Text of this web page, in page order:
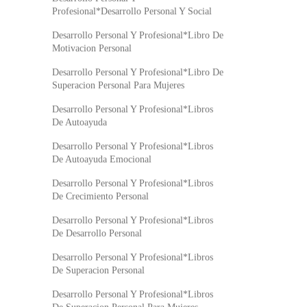
Profesional*Desarrollo Personal Y Social
Desarrollo Personal Y Profesional*Libro De
Motivacion Personal
Desarrollo Personal Y Profesional*Libro De
Superacion Personal Para Mujeres
Desarrollo Personal Y Profesional*Libros
De Autoayuda
Desarrollo Personal Y Profesional*Libros
De Autoayuda Emocional
Desarrollo Personal Y Profesional*Libros
De Crecimiento Personal
Desarrollo Personal Y Profesional*Libros
De Desarrollo Personal
Desarrollo Personal Y Profesional*Libros
De Superacion Personal
Desarrollo Personal Y Profesional*Libros